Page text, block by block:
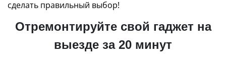
сделать правильный выбор!
Отремонтируйте свой гаджет на
выезде за 20 минут